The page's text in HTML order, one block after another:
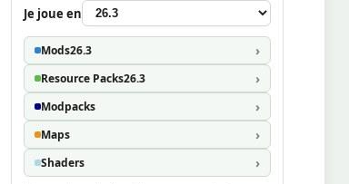
Je joue en
Mods26.3
Resource Packs26.3
Modpacks
Maps
Shaders